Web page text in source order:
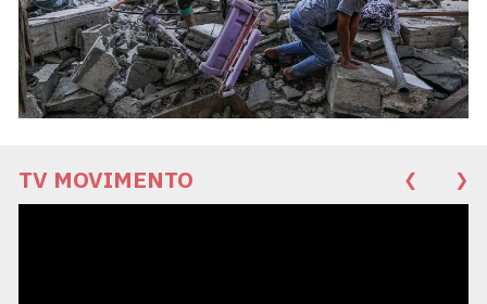
TV MOVIMENTO ❮ ❯